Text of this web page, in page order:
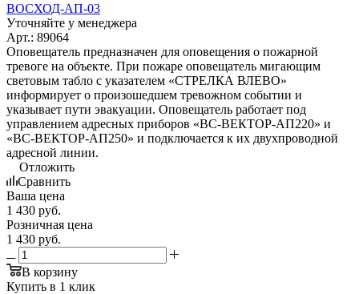
ВОСХОД-АП-03
Уточняйте у менеджера
Арт.: 89064
Оповещатель предназначен для оповещения о пожарной
тревоге на объекте. При пожаре оповещатель мигающим
световым табло с указателем «СТРЕЛКА ВЛЕВО»
информирует о произошедшем тревожном событии и
указывает пути эвакуации. Оповещатель работает под
управлением адресных приборов «ВС-ВЕКТОР-АП220» и
«ВС-ВЕКТОР-АП250» и подключается к их двухпроводной
адресной линии.
Отложить
Сравнить
Ваша цена
1 430 руб.
Розничная цена
1 430 руб.
В корзину
Купить в 1 клик